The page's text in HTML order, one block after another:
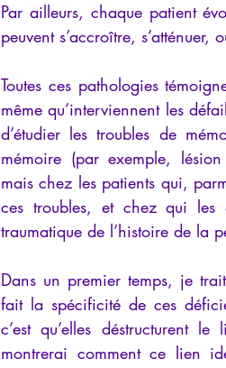
Par ailleurs, chaque patient
peuvent s’accroître, s’atténuer,
Toutes ces pathologies
même qu’interviennent les
d’étudier les troubles de
mémoire (par exemple,
mais chez les patients qui,
ces troubles, et chez qui les
traumatique de l’histoire de la
Dans un premier temps, je
fait la spécificité de ces
c’est qu’elles déstructurent
montrerai comment ce lien